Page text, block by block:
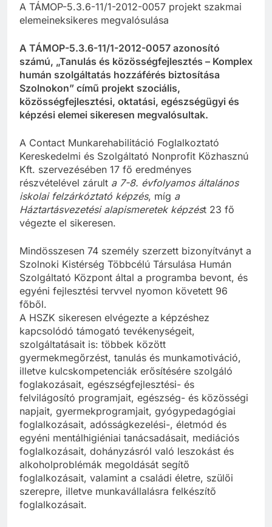
A TÁMOP-5.3.6-11/1-2012-0057 projekt szakmai
elemeineksikeres megvalósulása
A TÁMOP-5.3.6-11/1-2012-0057 azonosító
számú, „Tanulás és közösségfejlesztés – Komplex
humán szolgáltatás hozzáférés biztosítása
Szolnokon” című projekt szociális,
közösségfejlesztési, oktatási, egészségügyi és
képzési elemei sikeresen megvalósultak.
A Contact Munkarehabilitáció Foglalkoztató
Kereskedelmi és Szolgáltató Nonprofit Közhasznú
Kft. szervezésében 17 fő eredményes
részvételével zárult a 7-8. évfolyamos általános
iskolai felzárkóztató képzés, míg a
Háztartásvezetési alapismeretek képzést 23 fő
végezte el sikeresen.
Mindösszesen 74 személy szerzett bizonyítványt a
Szolnoki Kistérség Többcélú Társulása Humán
Szolgáltató Központ által a programba bevont, és
egyéni fejlesztési tervvel nyomon követett 96
főből.
A HSZK sikeresen elvégezte a képzéshez
kapcsolódó támogató tevékenységeit,
szolgáltatásait is: többek között
gyermekmegőrzést, tanulás és munkamotiváció,
illetve kulcskompetenciák erősítésére szolgáló
foglakozásait, egészségfejlesztési- és
felvilágosító programjait, egészség- és közösségi
napjait, gyermekprogramjait, gyógypedagógiai
foglalkozásait, adósságkezelési-, életmód és
egyéni mentálhigiéniai tanácsadásait, mediációs
foglalkozásait, dohányzásról való leszokást és
alkoholproblémák megoldását segítő
foglalkozásait, valamint a családi életre, szülői
szerepre, illetve munkavállalásra felkészítő
foglalkozásait.